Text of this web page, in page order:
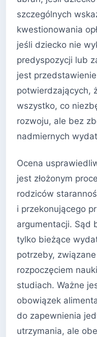
szczególnych
kwestionowania
jeśli dziecko nie
predyspozycji lub
jest
potwierdzających,
wszystko, co
rozwoju, ale bez
nadmiernych
Ocena
jest złożonym
rodziców
i przekonującego
argumentacji. Sąd
tylko bieżące
potrzeby,
rozpoczęciem
studiach. Ważne
obowiązek
do zapewnienia
utrzymania, ale